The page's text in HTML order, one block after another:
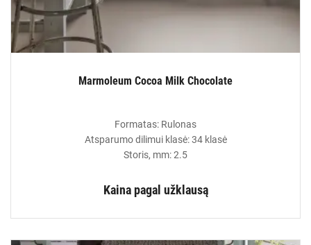
Marmoleum Cocoa Milk Chocolate
Formatas: Rulonas
Atsparumo dilimui klasė: 34 klasė
Storis, mm: 2.5
Kaina pagal užklausą